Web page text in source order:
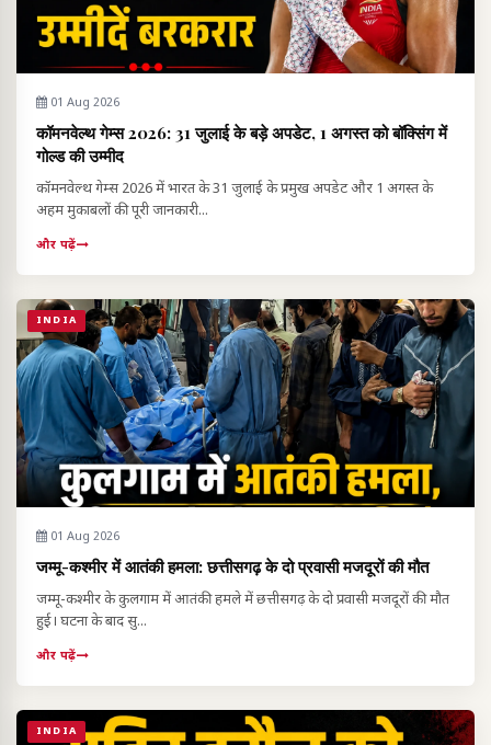
01 Aug 2026
कॉमनवेल्थ गेम्स 2026: 31 जुलाई के बड़े अपडेट, 1 अगस्त को बॉक्सिंग में
गोल्ड की उम्मीद
कॉमनवेल्थ गेम्स 2026 में भारत के 31 जुलाई के प्रमुख अपडेट और 1 अगस्त के
अहम मुकाबलों की पूरी जानकारी...
और पढ़ें
INDIA
01 Aug 2026
जम्मू-कश्मीर में आतंकी हमला: छत्तीसगढ़ के दो प्रवासी मजदूरों की मौत
जम्मू-कश्मीर के कुलगाम में आतंकी हमले में छत्तीसगढ़ के दो प्रवासी मजदूरों की मौत
हुई। घटना के बाद सु...
और पढ़ें
INDIA